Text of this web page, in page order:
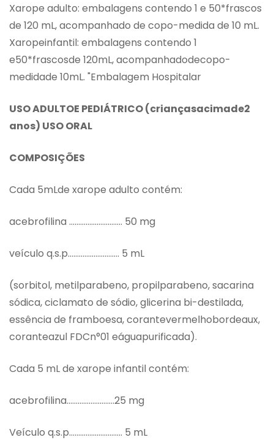
Xarope adulto: embalagens contendo 1 e 50*frascos
de 120 mL, acompanhado de copo-medida de 10 mL.
Xaropeinfantil: embalagens contendo 1
e50*frascosde 120mL, acompanhadodecopo-
medidade 10mL. "Embalagem Hospitalar
USO ADULTOE PEDIÁTRICO (criançasacimade2
anos) USO ORAL
COMPOSIÇÕES
Cada 5mLde xarope adulto contém:
acebrofilina ……………………….. 50 mg
veículo q.s.p………………………. 5 mL
(sorbitol, metilparabeno, propilparabeno, sacarina
sódica, ciclamato de sódio, glicerina bi-destilada,
essência de framboesa, corantevermelhobordeaux,
coranteazul FDCn°01 eáguapurificada).
Cada 5 mL de xarope infantil contém:
acebrofilina……………………..25 mg
Veículo q.s.p……………………….. 5 mL